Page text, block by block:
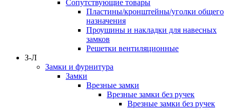
Сопутствующие товары
Пластины/кронштейны/уголки общего
назначения
Проушины и накладки для навесных
замков
Решетки вентиляционные
З-Л
Замки и фурнитура
Замки
Врезные замки
Врезные замки без ручек
Врезные замки без ручек